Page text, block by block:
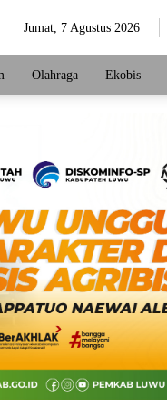
Jumat, 7 Agustus 2026
Olahraga Ekobis